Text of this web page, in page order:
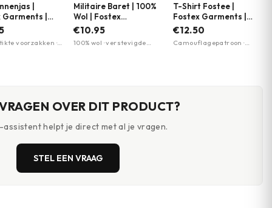
|
|
kleuren
voorzakken ·
Militaire Baret | 100%
Wol | Fostex
Garments | Meerdere
€10.95
100% wol · verstevigde
T-Shirt Fostee |
Fostex Garments |
Meerdere kleuren
€12.50
Camouflagepatroon ·
OVER DIT PRODUCT?
assistent helpt je direct met al je vragen.
STEL EEN VRAAG